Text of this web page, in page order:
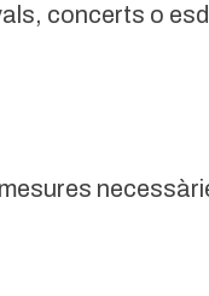
concerts o